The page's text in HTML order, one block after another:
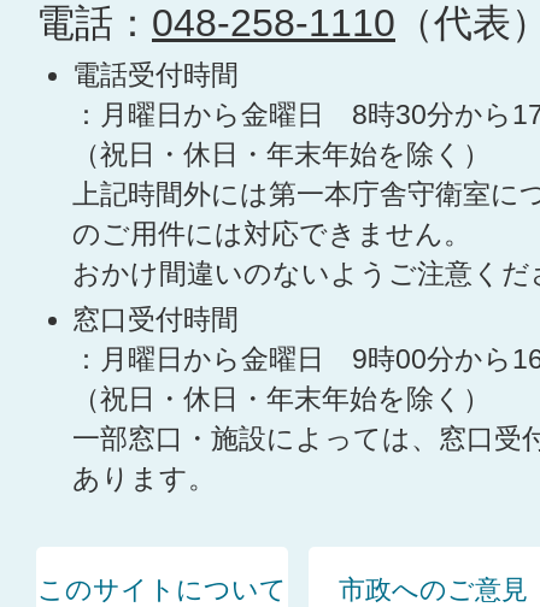
電話： 048-258-1110 （代表
電話受付時間
：月曜日から金曜日 8時30分から
（祝日・休日・年末年始を除く）
上記時間外には第一本庁舎守衛室に
のご用件には対応できません。
おかけ間違いのないようご注意くだ
窓口受付時間
：月曜日から金曜日 9時00分から
（祝日・休日・年末年始を除く）
一部窓口・施設によっては、窓口受
あります。
このサイトについて 市政へのご意見